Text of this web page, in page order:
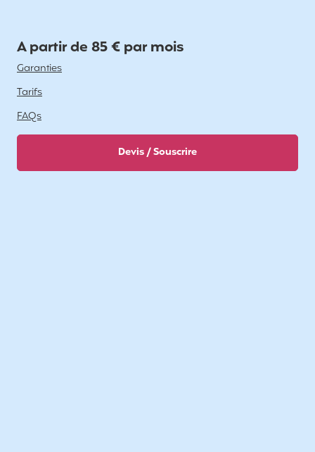
A partir de 85 € par mois
Garanties
Tarifs
FAQs
Devis / Souscrire